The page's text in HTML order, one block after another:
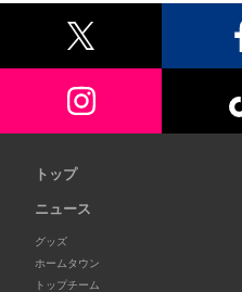
トップ
ニュース
グッズ
ホームタウン
トップチーム